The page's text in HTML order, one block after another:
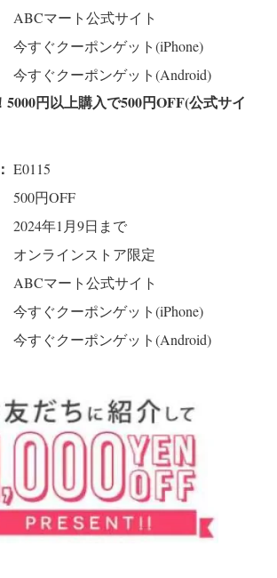
ABCマート公式サイト
今すぐクーポンゲット(iPhone)
今すぐクーポンゲット(Android)
5000円以上購入で500円OFF(公式サイ
E0115
500円OFF
2024年1月9日まで
オンラインストア限定
ABCマート公式サイト
今すぐクーポンゲット(iPhone)
今すぐクーポンゲット(Android)